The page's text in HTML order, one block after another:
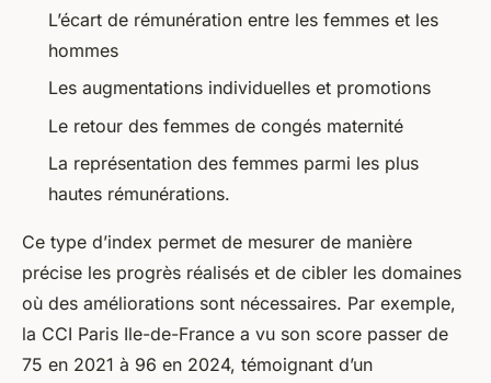
L’écart de rémunération entre les femmes et les
hommes
Les augmentations individuelles et promotions
Le retour des femmes de congés maternité
La représentation des femmes parmi les plus
hautes rémunérations.
Ce type d’index permet de mesurer de manière
précise les progrès réalisés et de cibler les domaines
où des améliorations sont nécessaires. Par exemple,
la CCI Paris Ile-de-France a vu son score passer de
75 en 2021 à 96 en 2024, témoignant d’un